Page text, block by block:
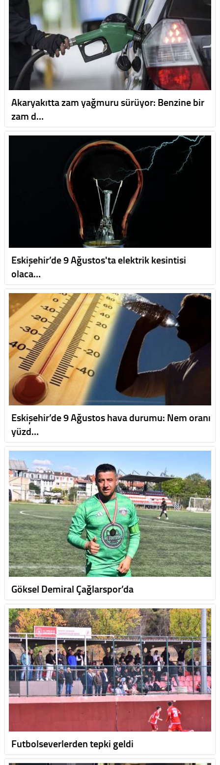
Akaryakıtta zam yağmuru sürüyor: Benzine bir
zam d…
Eskişehir’de 9 Ağustos'ta elektrik kesintisi
olaca…
Eskişehir’de 9 Ağustos hava durumu: Nem oranı
yüzd…
Göksel Demiral Çağlarspor’da
Futbolseverlerden tepki geldi